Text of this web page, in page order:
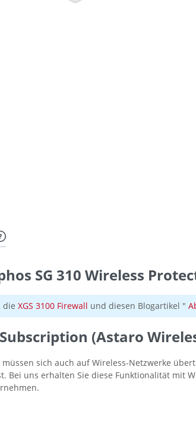
SG 310 Wireless
die XGS 3100 Firewall und diesen Blogartikel "
(Astaro
sich auch auf Wireless-Netzwerke
Bei uns erhalten Sie diese Funktionalität mit